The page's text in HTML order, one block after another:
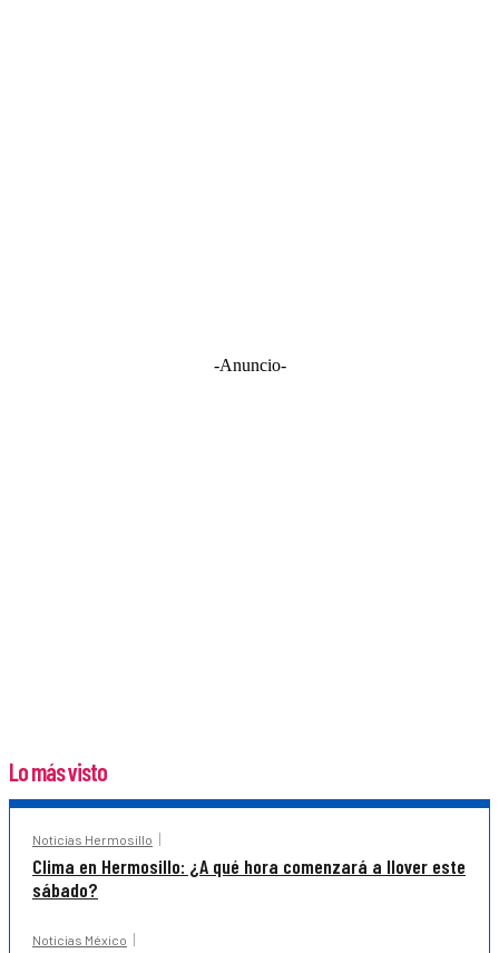
-Anuncio-
Lo más visto
Noticias Hermosillo
Clima en Hermosillo: ¿A qué hora comenzará a llover este
sábado?
Noticias México